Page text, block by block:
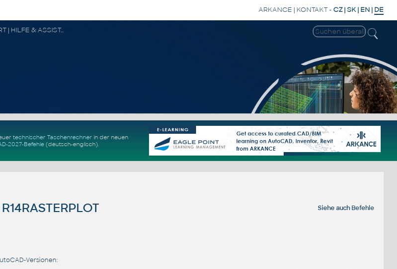
ARKANCE | KONTAKT- CZ |SK | EN | DE
CAD FORUM - TIPPS & TRICKS | UTILITIES | DISKUSSION | BLÖCKE | SUPPORT | HILFE & ASSISTANCE
technischer Taschenrechner in der neuen
2027-Befehle(deutsch-englisch).
Siehe auchBefehle
Versionen: